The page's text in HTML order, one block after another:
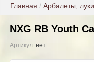
Главная / Арбалеты,
NXG RB Youth
Артикул: нет